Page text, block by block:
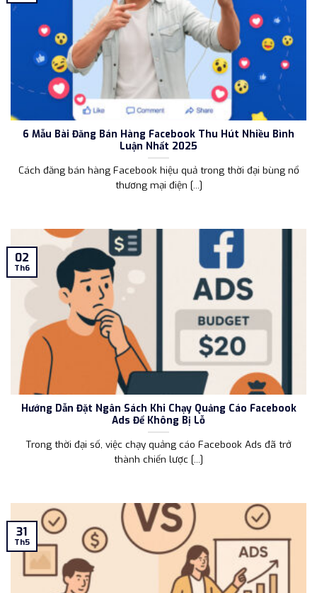
6 Mẫu Bài Đăng Bán Hàng Facebook Thu Hút Nhiều Bình
Luận Nhất 2025
Cách đăng bán hàng Facebook hiệu quả trong thời đại bùng nổ
thương mại điện [...]
Hướng Dẫn Đặt Ngân Sách Khi Chạy Quảng Cáo Facebook
Ads Để Không Bị Lỗ
Trong thời đại số, việc chạy quảng cáo Facebook Ads đã trở
thành chiến lược [...]
02
Th6
31
Th5